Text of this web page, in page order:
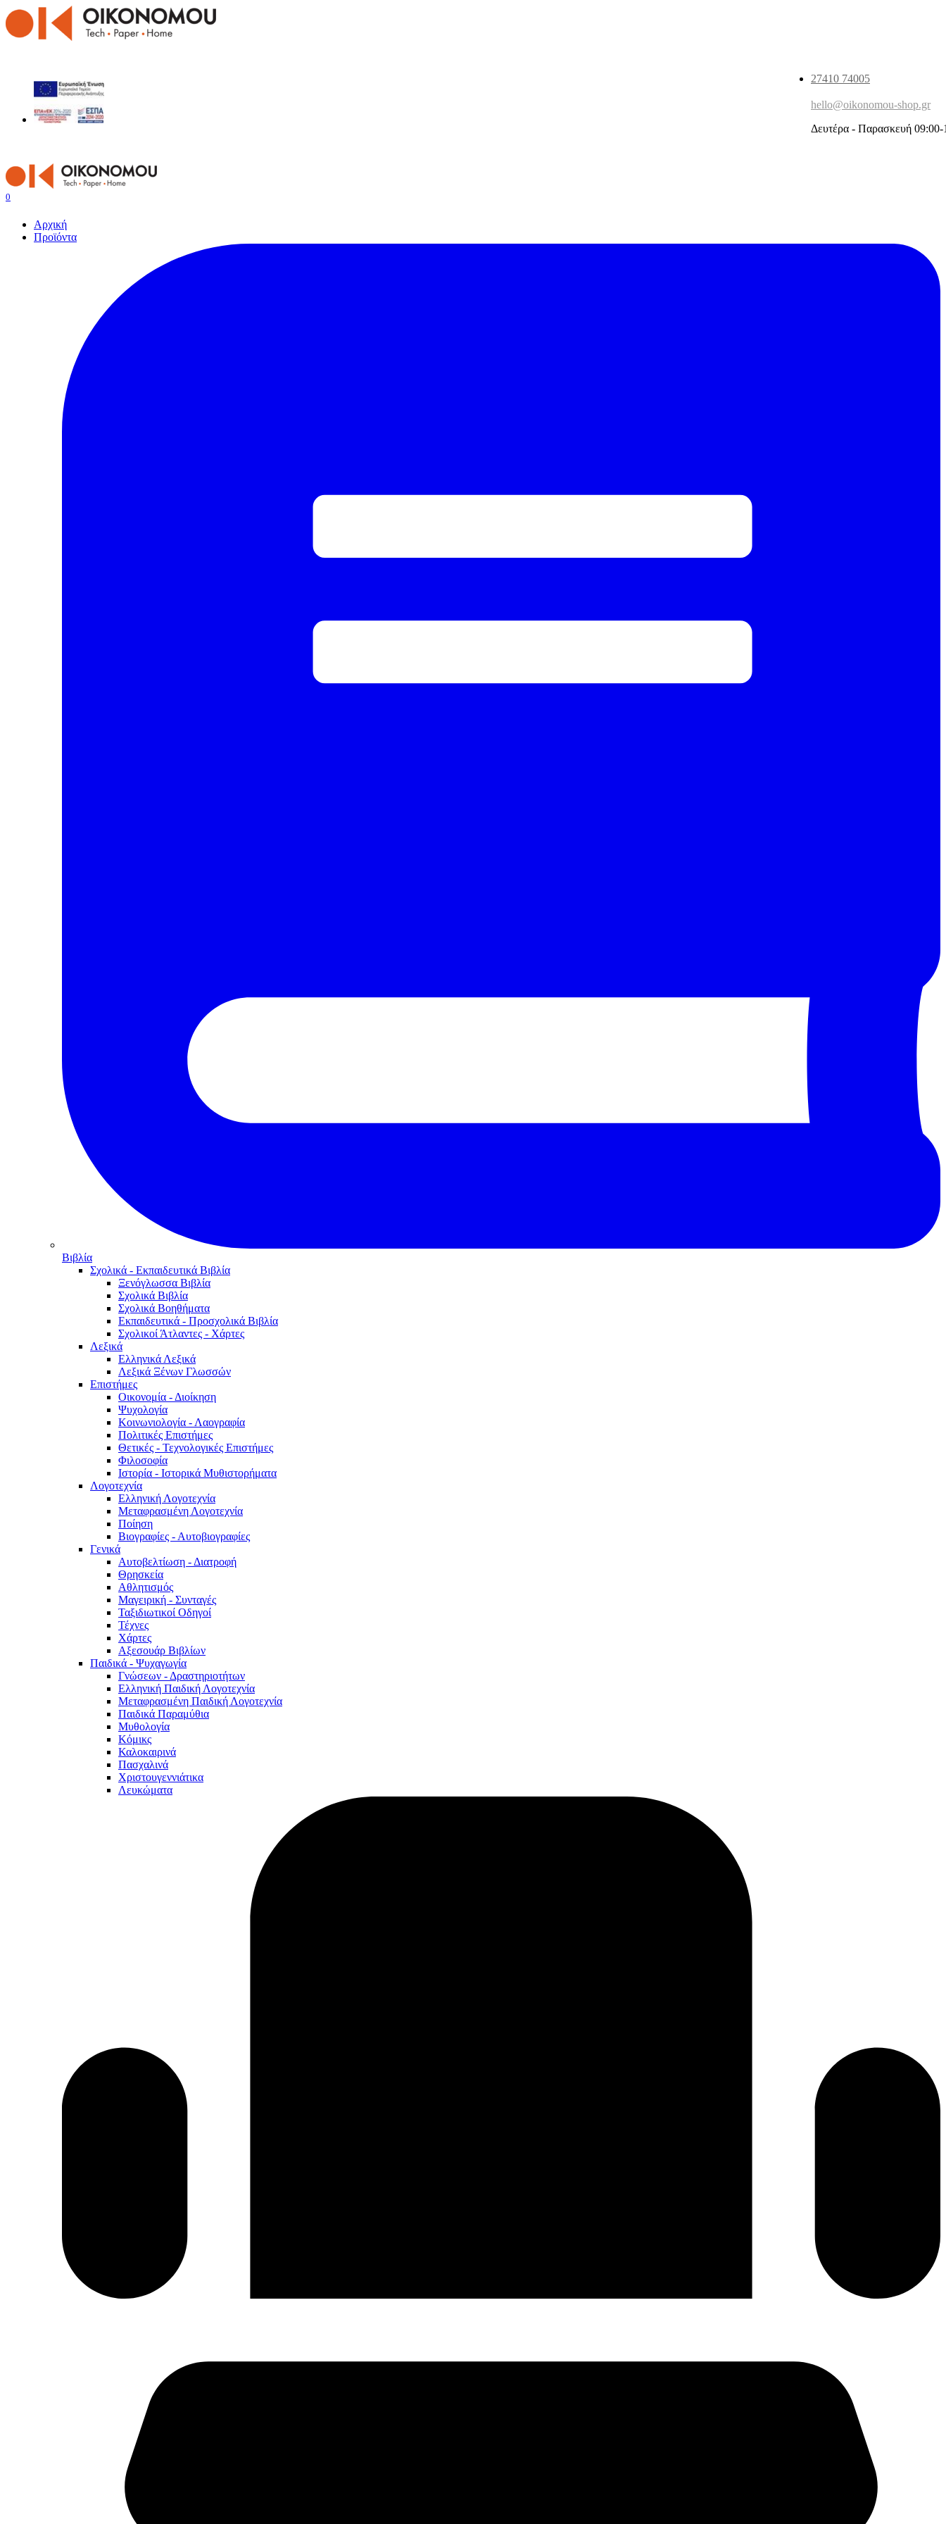
27410 74005
hello@oikonomou-shop.gr
Δευτέρα - Παρασκευή 09:00-
0
Αρχική
Προϊόντα
Βιβλία
Σχολικά - Εκπαιδευτικά Βιβλία
Ξενόγλωσσα Βιβλία
Σχολικά Βιβλία
Σχολικά Βοηθήματα
Εκπαιδευτικά - Προσχολικά Βιβλία
Σχολικοί Άτλαντες - Χάρτες
Λεξικά
Ελληνικά Λεξικά
Λεξικά Ξένων Γλωσσών
Επιστήμες
Οικονομία - Διοίκηση
Ψυχολογία
Κοινωνιολογία - Λαογραφία
Πολιτικές Eπιστήμες
Θετικές - Τεχνολογικές Επιστήμες
Φιλοσοφία
Ιστορία - Ιστορικά Μυθιστορήματα
Λογοτεχνία
Ελληνική Λογοτεχνία
Μεταφρασμένη Λογοτεχνία
Ποίηση
Βιογραφίες - Αυτοβιογραφίες
Γενικά
Αυτοβελτίωση - Διατροφή
Θρησκεία
Αθλητισμός
Μαγειρική - Συνταγές
Ταξιδιωτικοί Οδηγοί
Τέχνες
Χάρτες
Αξεσουάρ Βιβλίων
Παιδικά - Ψυχαγωγία
Γνώσεων - Δραστηριοτήτων
Ελληνική Παιδική Λογοτεχνία
Μεταφρασμένη Παιδική Λογοτεχνία
Παιδικά Παραμύθια
Μυθολογία
Κόμικς
Καλοκαιρινά
Πασχαλινά
Χριστουγεννιάτικα
Λευκώματα